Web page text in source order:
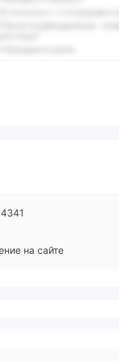
на сайте